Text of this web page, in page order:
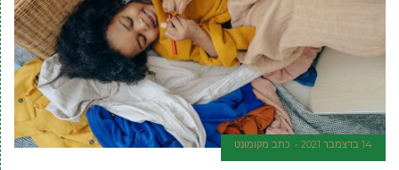
14 בדצמבר 2021 כתב מקומונט